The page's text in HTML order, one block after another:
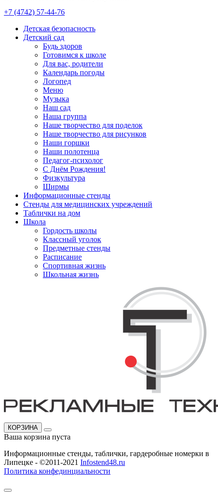
+7 (4742) 57-44-76
Детская безопасность
Детский сад
Будь здоров
Готовимся к школе
Для вас, родители
Календарь погоды
Логопед
Меню
Музыка
Наш сад
Наша группа
Наше творчество для поделок
Наше творчество для рисунков
Наши горшки
Наши полотенца
Педагог-психолог
С Днём Рождения!
Физкультура
Ширмы
Информационные стенды
Стенды для медицинских учреждений
Таблички на дом
Школа
Гордость школы
Классный уголок
Предметные стенды
Расписание
Спортивная жизнь
Школьная жизнь
КОРЗИНА
Ваша корзина пуста
Информационные стенды, таблички, гардеробные номерки в
Липецке - ©2011-2021 Infostend48.ru
Политика конфединциальности